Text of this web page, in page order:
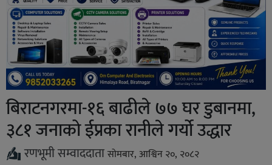
बिराटनगरमा-१६ बाढीले ७७ घर डुबानमा,
३८१ जनाको ईप्रका रानीले गर्यो उद्धार
रणभूमी सम्वाददातासोमबार, आश्विन २०, २०८२